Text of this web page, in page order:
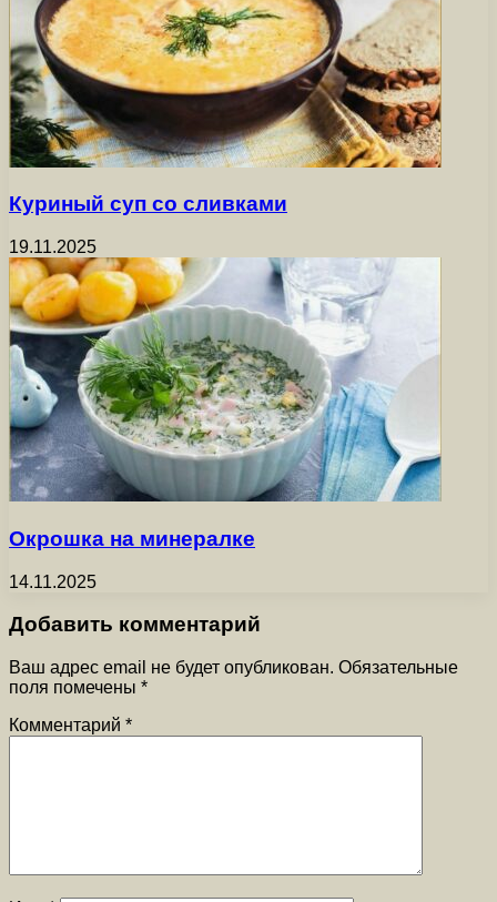
Куриный суп со сливками
19.11.2025
Окрошка на минералке
14.11.2025
Добавить комментарий
Ваш адрес email не будет опубликован. Обязательные
поля помечены *
Комментарий *